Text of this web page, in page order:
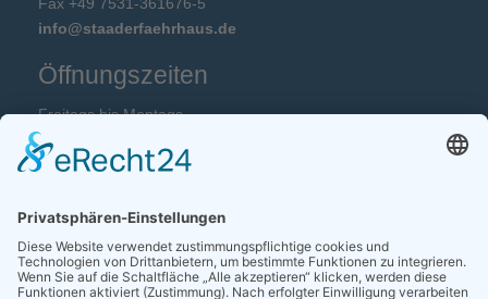
Fax +49 7531-361676-5
info@staaderfaehrhaus.de
Öffnungszeiten
Freitags bis Montags
12:00 Uhr bis 14:30 Uhr und 18:00 Uhr bis 22:00 Uhr
Annahme mittags bis 13:30 und abends bis 20:00 Uhr.
Dienstag, Mittwoch und Donnerstag Ruhetag.
HYGIENEKONZEPT